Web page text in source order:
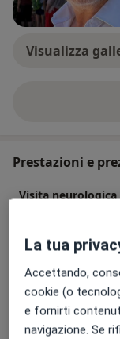
Visualizza
Prestazioni e
Visita neurologica
Da 250 €
Visita
La tua
Accettando,
cookie (o
e fornirti
navigazione. Se